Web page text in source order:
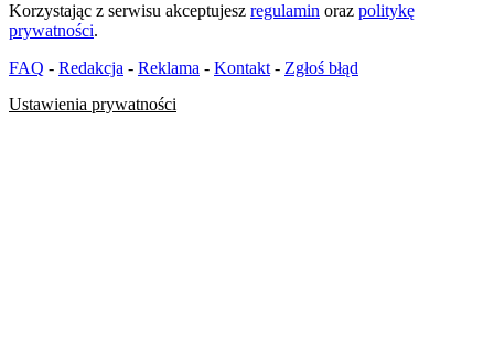
Korzystając z serwisu akceptujesz regulamin oraz politykę
prywatności.
FAQ - Redakcja - Reklama - Kontakt - Zgłoś błąd
Ustawienia prywatności